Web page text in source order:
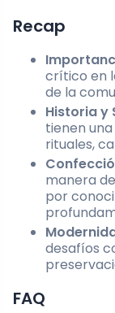
Recap
crítico en
de la
Historia y
tienen
rituales,
manera
por
desafíos
FAQ